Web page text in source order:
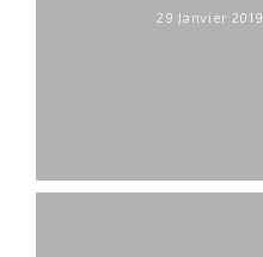
29 Janvier 2019